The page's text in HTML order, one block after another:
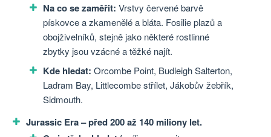
Na co se zaměřit: Vrstvy červené barvě
pískovce a zkamenělé a bláta. Fosilie plazů a
obojživelníků, stejně jako některé rostlinné
zbytky jsou vzácné a těžké najít.
Kde hledat: Orcombe Point, Budleigh Salterton,
Ladram Bay, Littlecombe střílet, Jákobův žebřík,
Sidmouth.
Jurassic Era – před 200 až 140 miliony let.